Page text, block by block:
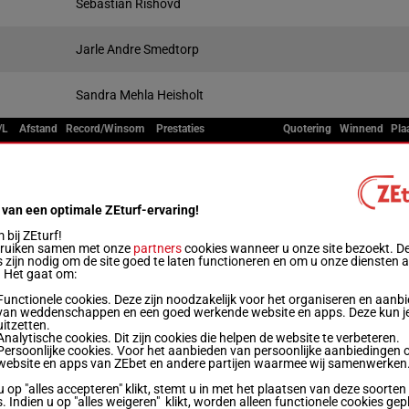
Sebastian Rishovd
Jarle Andre Smedtorp
Sandra Mehla Heisholt
L Afstand Record/Winsom Prestaties Quotering Winnend
5 2100m € 20.646
(25) 0a 0a 0a 0a 4a
5 2100m 1'13"4
€ 28.330
4a 3a 2a 1a 3a
7 2100m 1'13"3
€ 28.192
8a 0a 1a 1a 0a
1'13"8
een optimale ZEturf-ervaring!
bij ZEturf!
samen met onze partnerscookies wanneer u onze site bezoekt.
zijn nodig om de site goed te laten functioneren en om u onze diensten
Het gaat om:
cookies. Deze zijn noodzakelijk voor het organiseren en
weddenschappen en een goed werkende website en apps. Deze kun
cookies. Dit zijn cookies die helpen de website te verbeteren.
cookies. Voor het aanbieden van persoonlijke aanbiedingen
en apps van ZEbet en andere partijen waarmee wij
op "alles accepteren" klikt, stemt u in met het plaatsen van deze soorten
Indien u op "alles weigeren" klikt, worden alleen functionele cookies